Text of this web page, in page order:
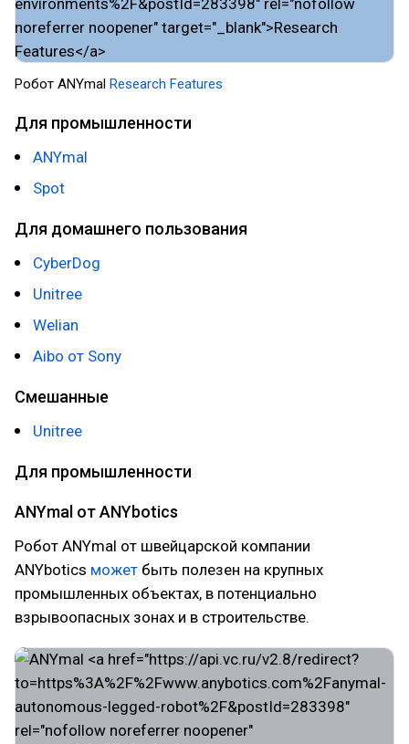
Робот ANYmal Research Features
Для промышленности
ANYmal
Spot
Для домашнего пользования
CyberDog
Unitree
Welian
Aibo от Sony
Смешанные
Unitree
Для промышленности
ANYmal от ANYbotics
Робот ANYmal от швейцарской компании
ANYbotics может быть полезен на крупных
промышленных объектах, в потенциально
взрывоопасных зонах и в строительстве.